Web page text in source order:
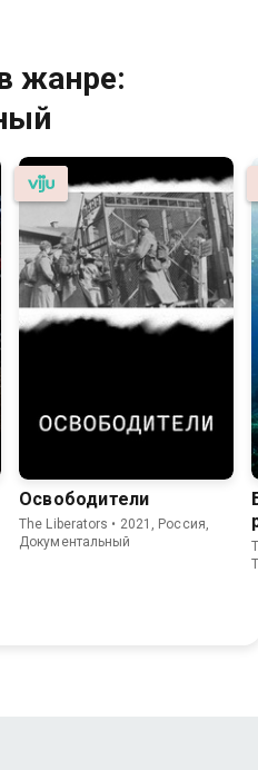
жанре:
Освободители
The Liberators • 2021, Россия,
Документальный